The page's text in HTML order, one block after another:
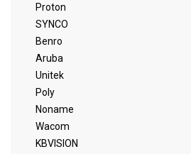
Proton
SYNCO
Benro
Aruba
Unitek
Poly
Noname
Wacom
KBVISION